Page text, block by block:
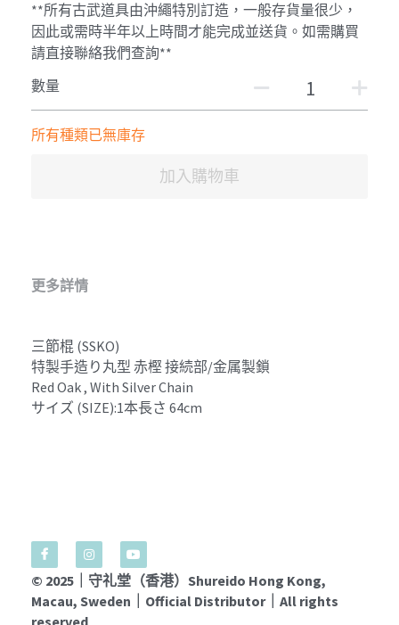
**所有古武道具由沖繩特別訂造，一般存貨量很少，
因此或需時半年以上時間才能完成並送貨。如需購買
請直接聯絡我們查詢**
數量
所有種類已無庫存
加入購物車
更多詳情
三節棍 (SSKO)
特製手造り丸型 赤樫 接続部/金属製鎖
Red Oak , With Silver Chain
サイズ (SIZE):1本長さ 64cm
© 2025｜守礼堂（香港）Shureido Hong Kong,
Macau, Sweden｜Official Distributor｜All rights
reserved